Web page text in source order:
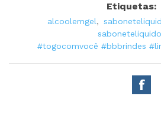
Etiquetas:
alcoolemgel,
#togocomvocê #bbbrindes